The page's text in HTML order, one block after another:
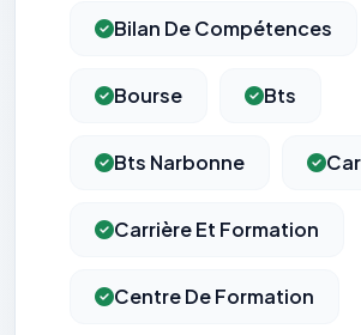
Bilan De Compétences
Bourse Bts
Bts Narbonne
Carrière Et Formation
Centre De Formation